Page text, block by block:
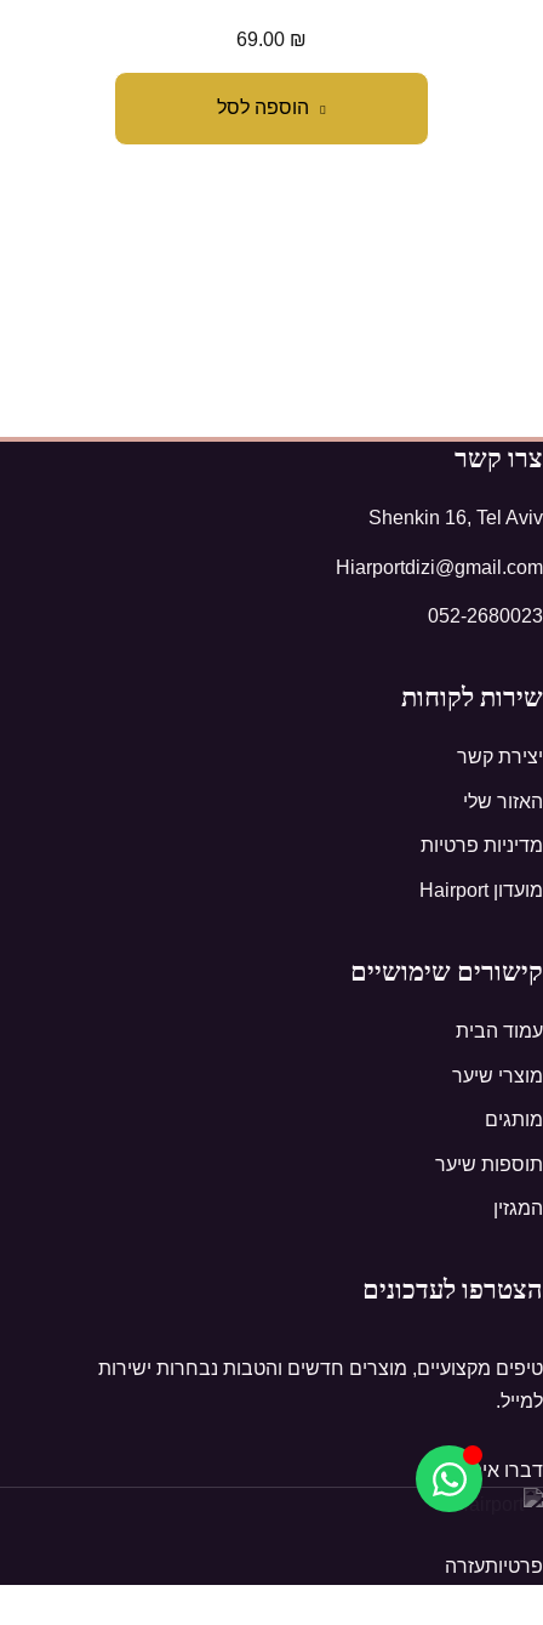
הוספה לסל
69.00 ₪
צרו קשר
Shenkin 16, Tel Aviv
Hiarportdizi@gmail.com
052-2680023
שירות לקוחות
יצירת קשר
האזור שלי
מדיניות פרטיות
מועדון Hairport
קישורים שימושיים
עמוד הבית
מוצרי שיער
מותגים
תוספות שיער
המגזין
הצטרפו לעדכונים
טיפים מקצועיים, מוצרים חדשים והטבות נבחרות ישירות
למייל.
דברו איתנו
פרטיותעזרה